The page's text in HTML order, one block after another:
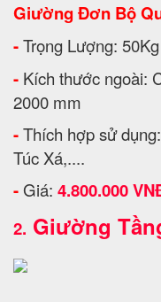
Giường Đơn Bộ
-Trọng Lượng:
- Kích thước ngoài:
2000 mm
-Thích hợp sử
Túc Xá,....
- Giá: 4.800.000
2. Giường